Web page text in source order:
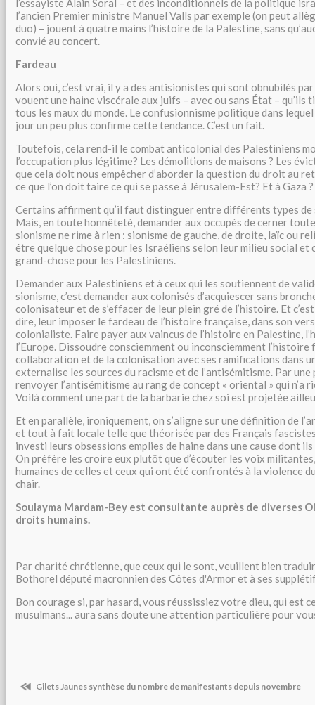
l’ancien Premier ministre Manuel Valls par exemple (on peut
duo) – jouent à quatre mains l’histoire de la Palestine, sans
convié au concert.
Fardeau
Alors oui, c’est vrai, il y a des antisionistes qui sont obnubilés
vouent une haine viscérale aux juifs – avec ou sans État – qu’ils
tous les maux du monde. Le confusionnisme politique dans
jour un peu plus confirme cette tendance. C’est un fait.
Toutefois, cela rend-il le combat anticolonial des Palestiniens
l’occupation plus légitime? Les démolitions de maisons ? Les
que cela doit nous empêcher d’aborder la question du droit au
ce que l’on doit taire ce qui se passe à Jérusalem-Est? Et à Gaza ?
Certains affirment qu’il faut distinguer entre différents types de
Mais, en toute honnêteté, demander aux occupés de cerner
sionisme ne rime à rien : sionisme de gauche, de droite, laïc ou
être quelque chose pour les Israéliens selon leur milieu social et
grand-chose pour les Palestiniens.
Demander aux Palestiniens et à ceux qui les soutiennent de
sionisme, c’est demander aux colonisés d’acquiescer sans
colonisateur et de s’effacer de leur plein gré de l’histoire. Et
dire, leur imposer le fardeau de l’histoire française, dans son
colonialiste. Faire payer aux vaincus de l’histoire en Palestine,
l’Europe. Dissoudre consciemment ou inconsciemment l’histoire
collaboration et de la colonisation avec ses ramifications dans
externalise les sources du racisme et de l’antisémitisme. Par
renvoyer l’antisémitisme au rang de concept « oriental » qui n’a
Voilà comment une part de la barbarie chez soi est projetée
Et en parallèle, ironiquement, on s’aligne sur une définition de
et tout à fait locale telle que théorisée par des Français
investi leurs obsessions emplies de haine dans une cause dont
On préfère les croire eux plutôt que d’écouter les voix
humaines de celles et ceux qui ont été confrontés à la violence
chair.
Soulayma Mardam-Bey est consultante auprès de diverses
droits humains.
Par charité chrétienne, que ceux qui le sont, veuillent bien
Bothorel député macronnien des Côtes d'Armor et à ses
Bon courage si, par hasard, vous réussissiez votre dieu, qui est
musulmans... aura sans doute une attention particulière pour
Gilets Jaunes synthèse du nombre de manifestants depuis novembre